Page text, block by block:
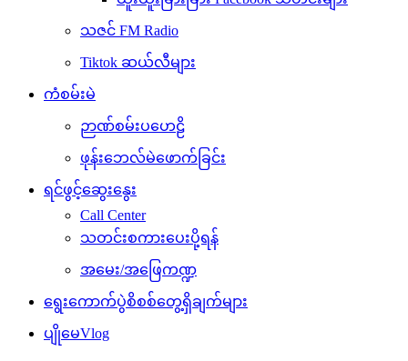
သဇင် FM Radio
Tiktok ဆယ်လီများ
ကံစမ်းမဲ
ဉာဏ်စမ်းပဟေဠိ
ဖုန်းဘေလ်မဲဖောက်ခြင်း
ရင်ဖွင့်ဆွေးနွေး
Call Center
သတင်းစကားပေးပို့ရန်
အမေး/အဖြေကဏ္ဍ
ရွေးကောက်ပွဲစိစစ်တွေ့ရှိချက်များ
ပျိုမေVlog